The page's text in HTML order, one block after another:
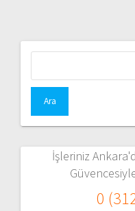
İşleriniz
0